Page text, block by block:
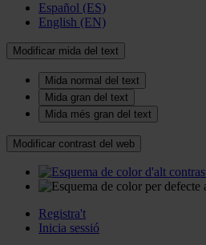
Español (ES)
English (EN)
Modificar mida del text
Mida normal del text
Mida gran del text
Mida més gran del text
Modificar contrast del web
Registra't
Inicia sessió